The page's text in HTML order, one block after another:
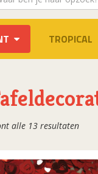
TROPICAL
alle 13 resultaten